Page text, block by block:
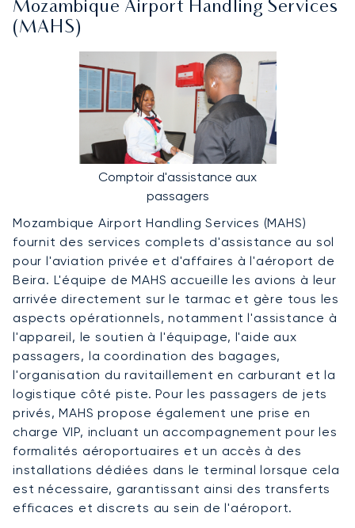
Mozambique Airport Handling Services
(MAHS)
Comptoir d'assistance aux
passagers
Mozambique Airport Handling Services (MAHS)
fournit des services complets d'assistance au sol
pour l'aviation privée et d'affaires à l'aéroport de
Beira. L'équipe de MAHS accueille les avions à leur
arrivée directement sur le tarmac et gère tous les
aspects opérationnels, notamment l'assistance à
l'appareil, le soutien à l'équipage, l'aide aux
passagers, la coordination des bagages,
l'organisation du ravitaillement en carburant et la
logistique côté piste. Pour les passagers de jets
privés, MAHS propose également une prise en
charge VIP, incluant un accompagnement pour les
formalités aéroportuaires et un accès à des
installations dédiées dans le terminal lorsque cela
est nécessaire, garantissant ainsi des transferts
efficaces et discrets au sein de l'aéroport.